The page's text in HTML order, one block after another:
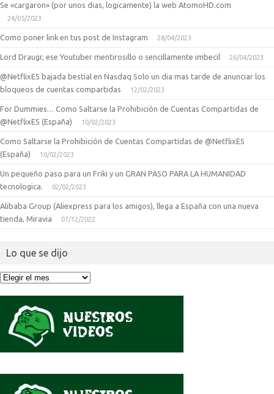
Se «cargaron» (por unos dias, logicamente) la web AtomoHD.com
24/05/2023
Como poner link en tus post de Instagram 28/04/2023
Lord Draugr, ese Youtuber mentirosillo o sencillamente imbecil 26/04/2023
@NetflixES bajada bestial en Nasdaq Solo un dia mas tarde de anunciar los
bloqueos de cuentas compartidas
12/02/2023
For Dummies… Como Saltarse la Prohibición de Cuentas Compartidas de
@NetflixES (España)
10/02/2023
Como Saltarse la Prohibición de Cuentas Compartidas de @NetflixES
(España)
10/02/2023
Un pequeño paso para un Friki y un GRAN PASO PARA LA HUMANIDAD
tecnologica.
02/02/2023
Alibaba Group (Aliexpress para los amigos), llega a España con una nueva
tienda, Miravia
07/12/2022
Lo que se dijo
Lo